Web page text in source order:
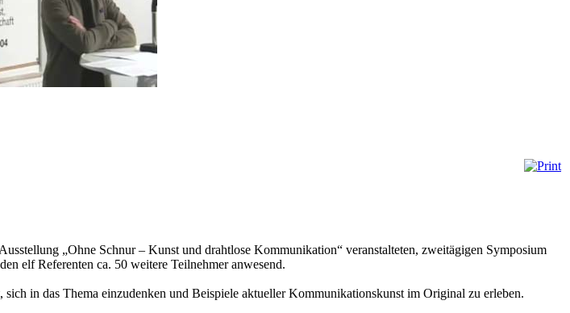
„Ohne Schnur – Kunst und drahtlose Kommunikation“ veranstalteten, zweitägigen Symposium
elf Referenten ca. 50 weitere Teilnehmer anwesend.
in das Thema einzudenken und Beispiele aktueller Kommunikationskunst im Original zu erleben.